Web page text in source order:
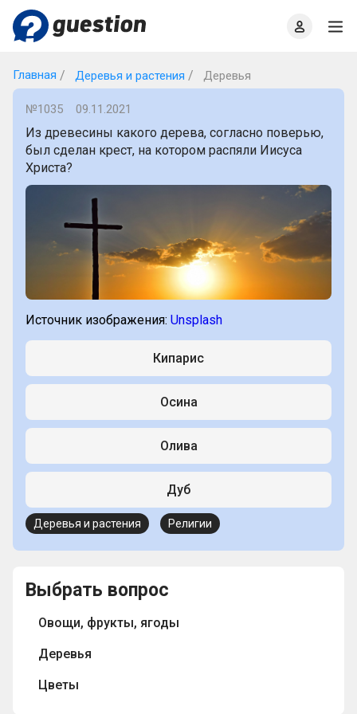
Главная Деревья и растения Деревья
№1035 09.11.2021
Из древесины какого дерева, согласно поверью,
был сделан крест, на котором распяли Иисуса
Христа?
Источник изображения: Unsplash
Кипарис
Осина
Олива
Дуб
Деревья и растения Религии
Выбрать вопрос
Овощи, фрукты, ягоды
Деревья
Цветы